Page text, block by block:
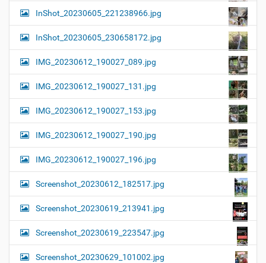
InShot_20230605_221238966.jpg
InShot_20230605_230658172.jpg
IMG_20230612_190027_089.jpg
IMG_20230612_190027_131.jpg
IMG_20230612_190027_153.jpg
IMG_20230612_190027_190.jpg
IMG_20230612_190027_196.jpg
Screenshot_20230612_182517.jpg
Screenshot_20230619_213941.jpg
Screenshot_20230619_223547.jpg
Screenshot_20230629_101002.jpg